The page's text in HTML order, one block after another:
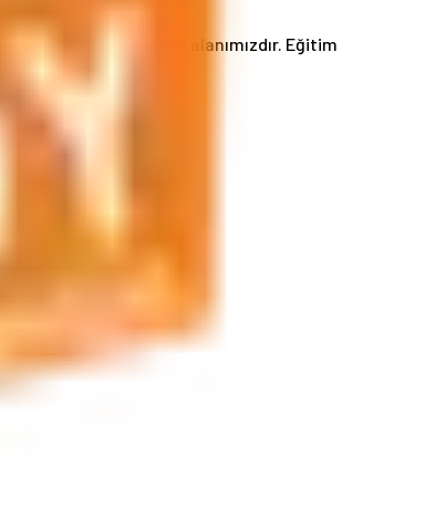
hizmet uzmanlık alanımızdır. Eğitim